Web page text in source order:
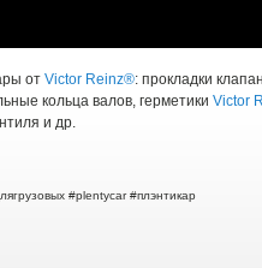
от Victor Reinz®: прокладки
кольца валов, герметики Victor
и др.
#plentycar #плэнтикар